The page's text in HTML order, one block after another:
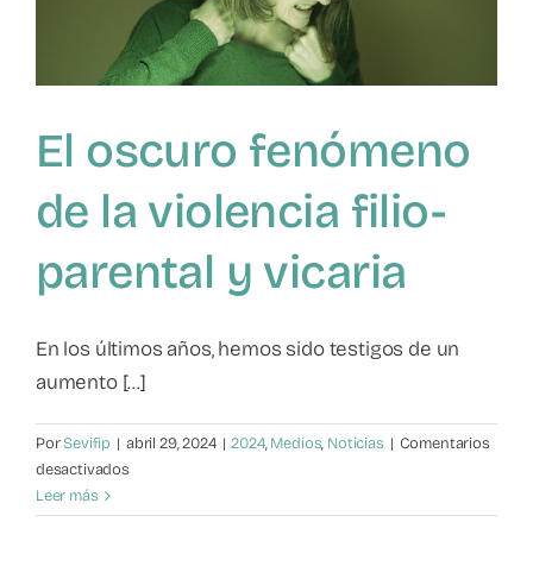
El oscuro fenómeno
de la violencia filio-
parental y vicaria
En los últimos años, hemos sido testigos de un
aumento [...]
PorSevifip | abril 29, 2024 | 2024,Medios, Noticias | Comentarios
desactivadosen
oscuro
Leer más